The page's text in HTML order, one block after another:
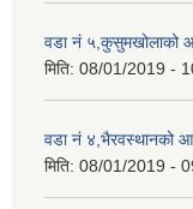
वडा नं ५,कुसुमखोलाको
मिति: 08/01/2019 -
वडा नं ४,भैरवस्थानको
मिति: 08/01/2019 -